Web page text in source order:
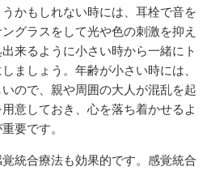
かもしれない時には、耳栓で音を
グラスをして光や色の刺激を抑え
来るように小さい時から一緒にト
ましょう。年齢が小さい時には、
ので、親や周囲の大人が混乱を起
意しておき、心を落ち着かせるよ
要です。
統合療法も効果的です。感覚統合